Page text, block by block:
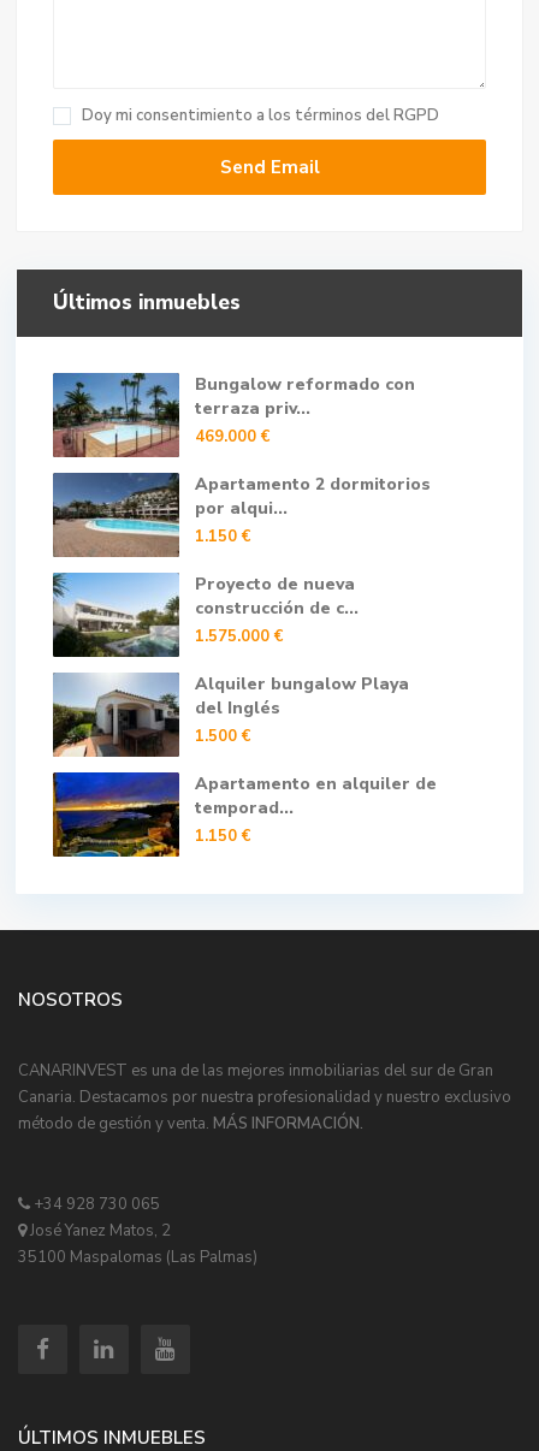
Doy mi consentimiento a los términos del RGPD
Últimos inmuebles
Bungalow reformado con
terraza priv...
469.000 €
Apartamento 2 dormitorios
por alqui...
1.150 €
Proyecto de nueva
construcción de c...
1.575.000 €
Alquiler bungalow Playa
del Inglés
1.500 €
Apartamento en alquiler de
temporad...
1.150 €
NOSOTROS
CANARINVEST es una de las mejores inmobiliarias del sur de Gran
Canaria. Destacamos por nuestra profesionalidad y nuestro exclusivo
método de gestión y venta. MÁS INFORMACIÓN.
+34 928 730 065
José Yanez Matos, 2
35100 Maspalomas (Las Palmas)
ÚLTIMOS INMUEBLES